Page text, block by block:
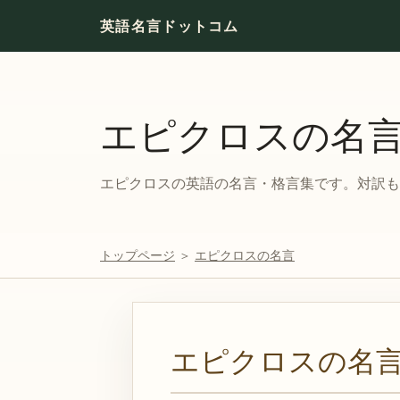
英語名言ドットコム
エピクロスの名
エピクロスの英語の名言・格言集です。対訳
トップページ ＞ エピクロスの名言
エピクロスの名